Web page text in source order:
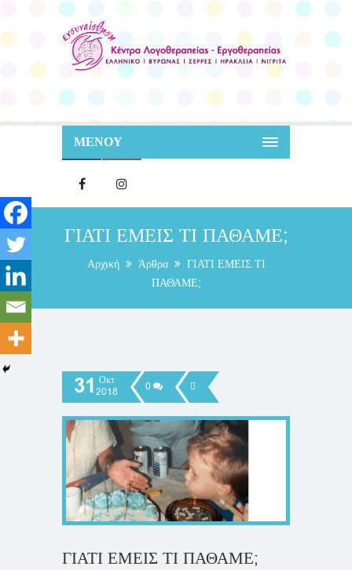
ΜΕΝΟΥ
ΓΙΑΤΙ ΕΜΕΙΣ ΤΙ ΠΑΘΑΜΕ;
Αρχική Άρθρα
ΓΙΑΤΙ ΕΜΕΙΣ ΤΙ
ΠΑΘΑΜΕ;
31 Οκτ
2018
0
ΓΙΑΤΙ ΕΜΕΙΣ ΤΙ ΠΑΘΑΜΕ;